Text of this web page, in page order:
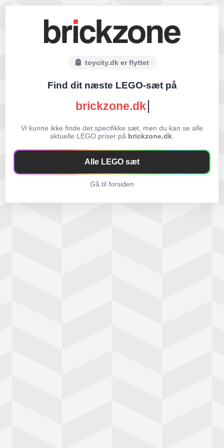
toycity.dk er flyttet
Find dit næste LEGO-sæt på
brickzone.dk
Vi kunne ikke finde det specifikke sæt, men du kan se alle
aktuelle LEGO priser på brickzone.dk
Alle LEGO sæt
Gå til forsiden